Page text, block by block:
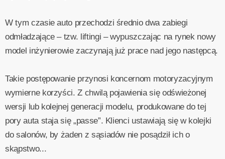
W tym czasie auto przechodzi średnio dwa zabiegi
odmładzające – tzw. liftingi – wypuszczając na rynek nowy
model inżynierowie zaczynają już prace nad jego następcą.
Takie postępowanie przynosi koncernom motoryzacyjnym
wymierne korzyści. Z chwilą pojawienia się odświeżonej
wersji lub kolejnej generacji modelu, produkowane do tej
pory auta staja się „passe”. Klienci ustawiają się w kolejki
do salonów, by żaden z sąsiadów nie posądził ich o
skąpstwo...